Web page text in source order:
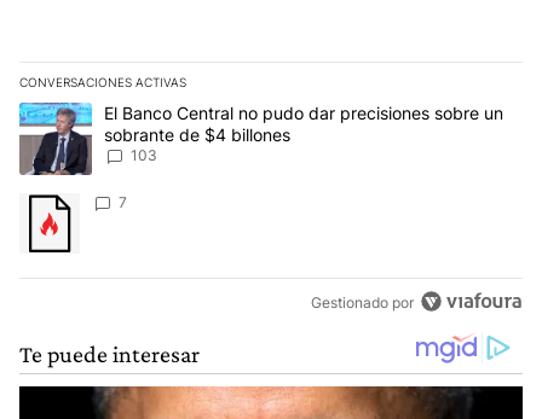
CONVERSACIONES ACTIVAS
Este listado muestra los artículos con más comentarios en los
Un artículo de tendencia con el título "El Banco Central no pudo
El Banco Central no pudo dar precisiones sobre un
sobrante de $4 billones
103
Un artículo de tendencia con el título "" con 7 comentarios.
7
Gestionado por